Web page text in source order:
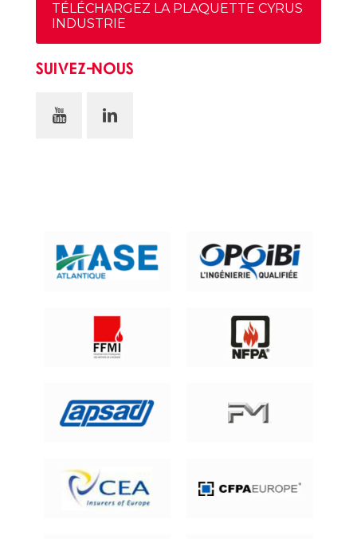
TÉLÉCHARGEZ LA PLAQUETTE CYRUS
INDUSTRIE
SUIVEZ-NOUS